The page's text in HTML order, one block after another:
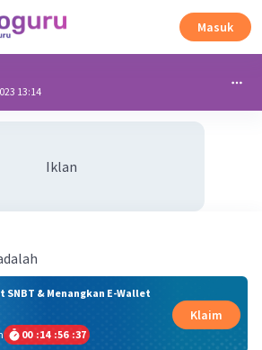
Masuk
13:14
Iklan
SNBT & Menangkan E-Wallet
00 :14 :56 :36
Klaim